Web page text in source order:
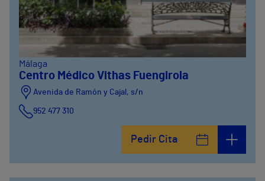
Málaga
Centro Médico Vithas Fuengirola
Avenida de Ramón y Cajal, s/n
952 477 310
Pedir Cita